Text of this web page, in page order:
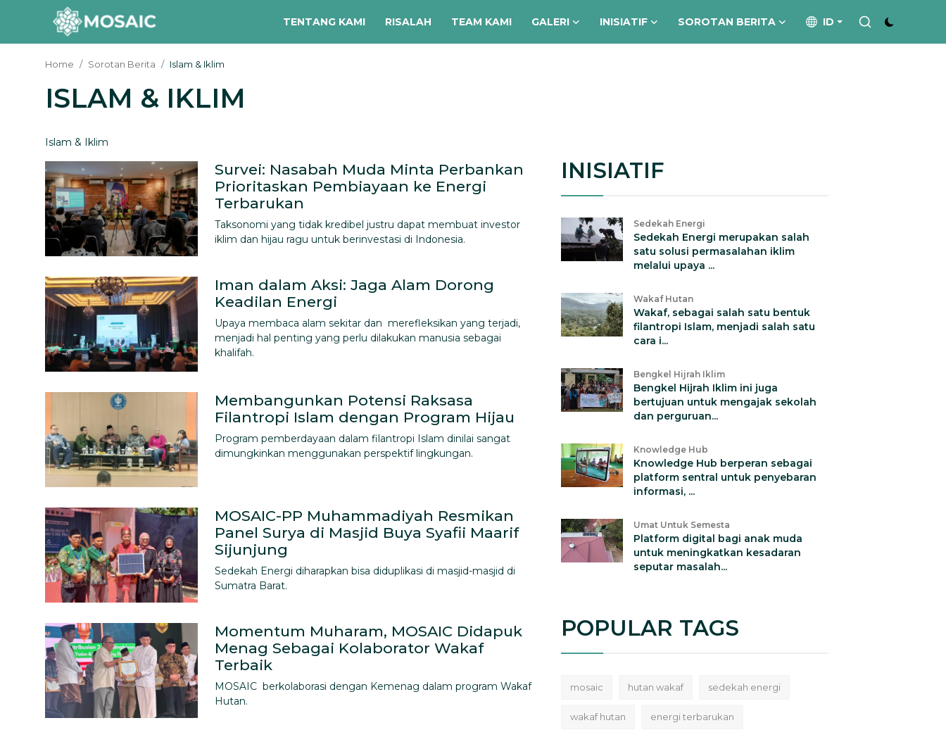
TENTANG KAMI RISALAH TEAM KAMI GALERI INISIATIF SOROTAN BERITA ID
Contact
Team Kami
Sorotan Berita
Bahasa
Home Sorotan Berita Islam & Iklim
ISLAM & IKLIM
Islam & Iklim
Survei: Nasabah Muda Minta Perbankan
Prioritaskan Pembiayaan ke Energi
Terbarukan
Taksonomi yang tidak kredibel justru dapat membuat investor
iklim dan hijau ragu untuk berinvestasi di Indonesia.
Iman dalam Aksi: Jaga Alam Dorong
Keadilan Energi
Upaya membaca alam sekitar dan merefleksikan yang terjadi,
menjadi hal penting yang perlu dilakukan manusia sebagai
khalifah.
Membangunkan Potensi Raksasa
Filantropi Islam dengan Program Hijau
Program pemberdayaan dalam filantropi Islam dinilai sangat
dimungkinkan menggunakan perspektif lingkungan.
MOSAIC-PP Muhammadiyah Resmikan
Panel Surya di Masjid Buya Syafii Maarif
Sijunjung
Sedekah Energi diharapkan bisa diduplikasi di masjid-masjid di
Sumatra Barat.
Momentum Muharam, MOSAIC Didapuk
Menag Sebagai Kolaborator Wakaf
Terbaik
MOSAIC berkolaborasi dengan Kemenag dalam program Wakaf
Hutan.
INISIATIF
Sedekah Energi
Sedekah Energi merupakan salah
satu solusi permasalahan iklim
melalui upaya ...
Wakaf Hutan
Wakaf, sebagai salah satu bentuk
filantropi Islam, menjadi salah satu
cara i...
Bengkel Hijrah Iklim
Bengkel Hijrah Iklim ini juga
bertujuan untuk mengajak sekolah
dan perguruan...
Knowledge Hub
Knowledge Hub berperan sebagai
platform sentral untuk penyebaran
informasi, ...
Umat Untuk Semesta
Platform digital bagi anak muda
untuk meningkatkan kesadaran
seputar masalah...
POPULAR TAGS
mosaic hutan wakaf sedekah energi
wakaf hutan energi terbarukan